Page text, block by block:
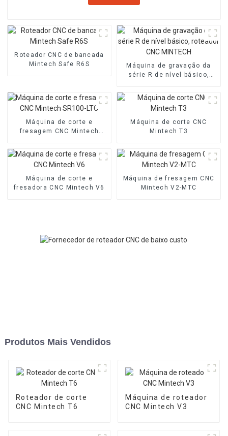
Roteador CNC de bancada
Mintech Safe R6S
Máquina de gravação da
série R de nível básico,
Máquina de corte e
fresagem CNC Mintech
Máquina de corte CNC
Mintech T3
Máquina de corte e
fresadora CNC Mintech V6
Máquina de fresagem CNC
Mintech V2-MTC
Produtos Mais Vendidos
Roteador de corte
CNC Mintech T6
Máquina de roteador
CNC Mintech V3